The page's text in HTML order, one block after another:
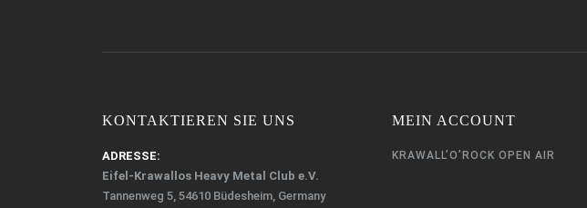
KONTAKTIEREN SIE UNS
ADRESSE:
Eifel-Krawallos Heavy Metal Club e.V.
Tannenweg 5, 54610 Büdesheim, Germany
MEIN ACCOUNT
KRAWALL’O’ROCK OPEN AIR